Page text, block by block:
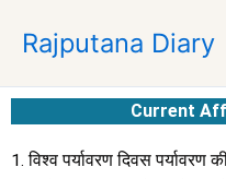
p
Rajputana Diary
Current
1. विश्व पर्यावरण दिवस पर्यावरण